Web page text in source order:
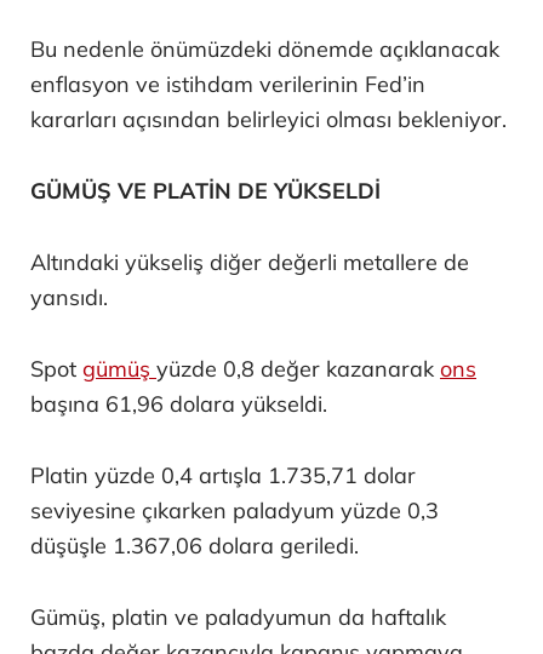
Bu nedenle önümüzdeki dönemde açıklanacak
enflasyon ve istihdam verilerinin Fed’in
kararları açısından belirleyici olması bekleniyor.
GÜMÜŞ VE PLATİN DE YÜKSELDİ
Altındaki yükseliş diğer değerli metallere de
yansıdı.
Spot gümüş yüzde 0,8 değer kazanarak ons
başına 61,96 dolara yükseldi.
Platin yüzde 0,4 artışla 1.735,71 dolar
seviyesine çıkarken paladyum yüzde 0,3
düşüşle 1.367,06 dolara geriledi.
Gümüş, platin ve paladyumun da haftalık